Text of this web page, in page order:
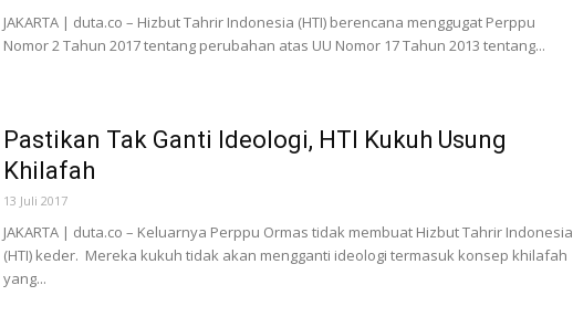
JAKARTA | duta.co – Hizbut Tahrir Indonesia (HTI) berencana menggugat Perppu
Nomor 2 Tahun 2017 tentang perubahan atas UU Nomor 17 Tahun 2013 tentang...
Pastikan Tak Ganti Ideologi, HTI Kukuh Usung
Khilafah
13 Juli 2017
JAKARTA | duta.co – Keluarnya Perppu Ormas tidak membuat Hizbut Tahrir Indonesia
(HTI) keder. Mereka kukuh tidak akan mengganti ideologi termasuk konsep khilafah
yang...